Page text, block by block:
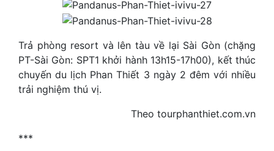
Trả phòng resort và lên tàu về lại Sài Gòn (chặng
PT-Sài Gòn: SPT1 khởi hành 13h15-17h00), kết thúc
chuyến du lịch Phan Thiết 3 ngày 2 đêm với nhiều
trải nghiệm thú vị.
Theo tourphanthiet.com.vn
***